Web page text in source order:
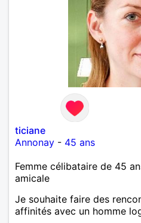
ticiane
Annonay - 45 ans
Femme célibataire de 45
amicale
Je souhaite faire des
affinités avec un homme